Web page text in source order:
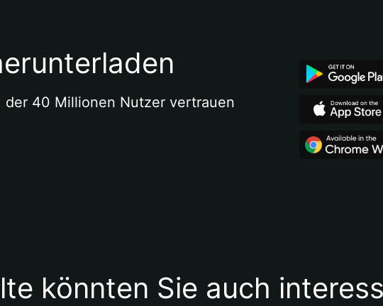
40 Millionen Nutzer vertrauen
könnten Sie auch